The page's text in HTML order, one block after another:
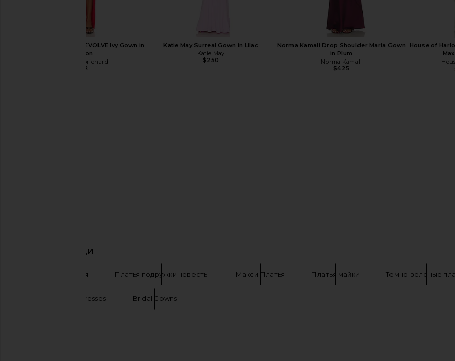
Amanda Uprichard x REVOLVE Ivy Gown in
Crimson
Amanda Uprichard
$282
Katie May Surreal Gown in Lilac
Katie May
$250
Norma Kamali Drop Shoulder Maria Gown
in Plum
Norma Kamali
$425
House of
ПОХОЖИЕ ВЕЩИ
Вечерние платья Платья подружки невесты Макси Платья Платья майки Темно-зеленые
Emerald green dresses Bridal Gowns